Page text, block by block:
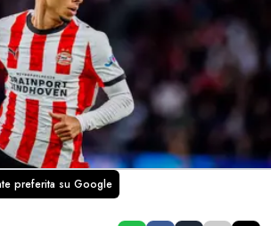
preferita su Google